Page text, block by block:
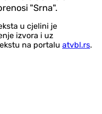
"Srna".
u cjelini je
izvora i uz
na portalu atvbl.rs.